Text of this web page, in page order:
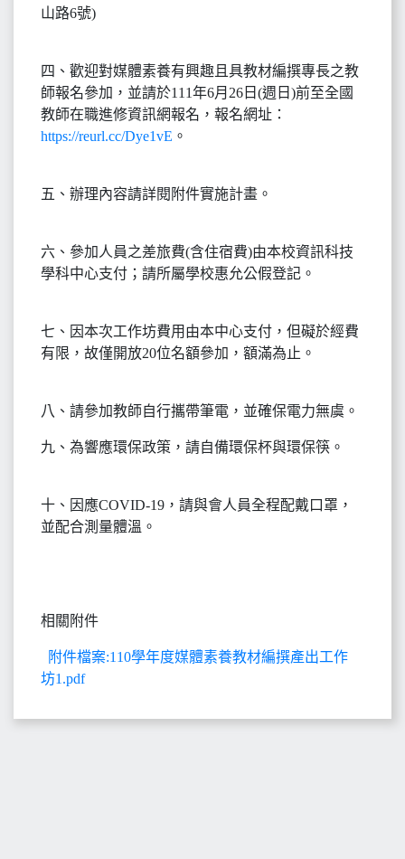
山路6號)
四、歡迎對媒體素養有興趣且具教材編撰專長之教
師報名參加，並請於111年6月26日(週日)前至全國
教師在職進修資訊網報名，報名網址：
https://reurl.cc/Dye1vE 。
五、辦理內容請詳閱附件實施計畫。
六、參加人員之差旅費(含住宿費)由本校資訊科技
學科中心支付；請所屬學校惠允公假登記。
七、因本次工作坊費用由本中心支付，但礙於經費
有限，故僅開放20位名額參加，額滿為止。
八、請參加教師自行攜帶筆電，並確保電力無虞。
九、為響應環保政策，請自備環保杯與環保筷。
十、因應COVID-19，請與會人員全程配戴口罩，
並配合測量體溫。
相關附件
附件檔案:110學年度媒體素養教材編撰產出工作
坊1.pdf